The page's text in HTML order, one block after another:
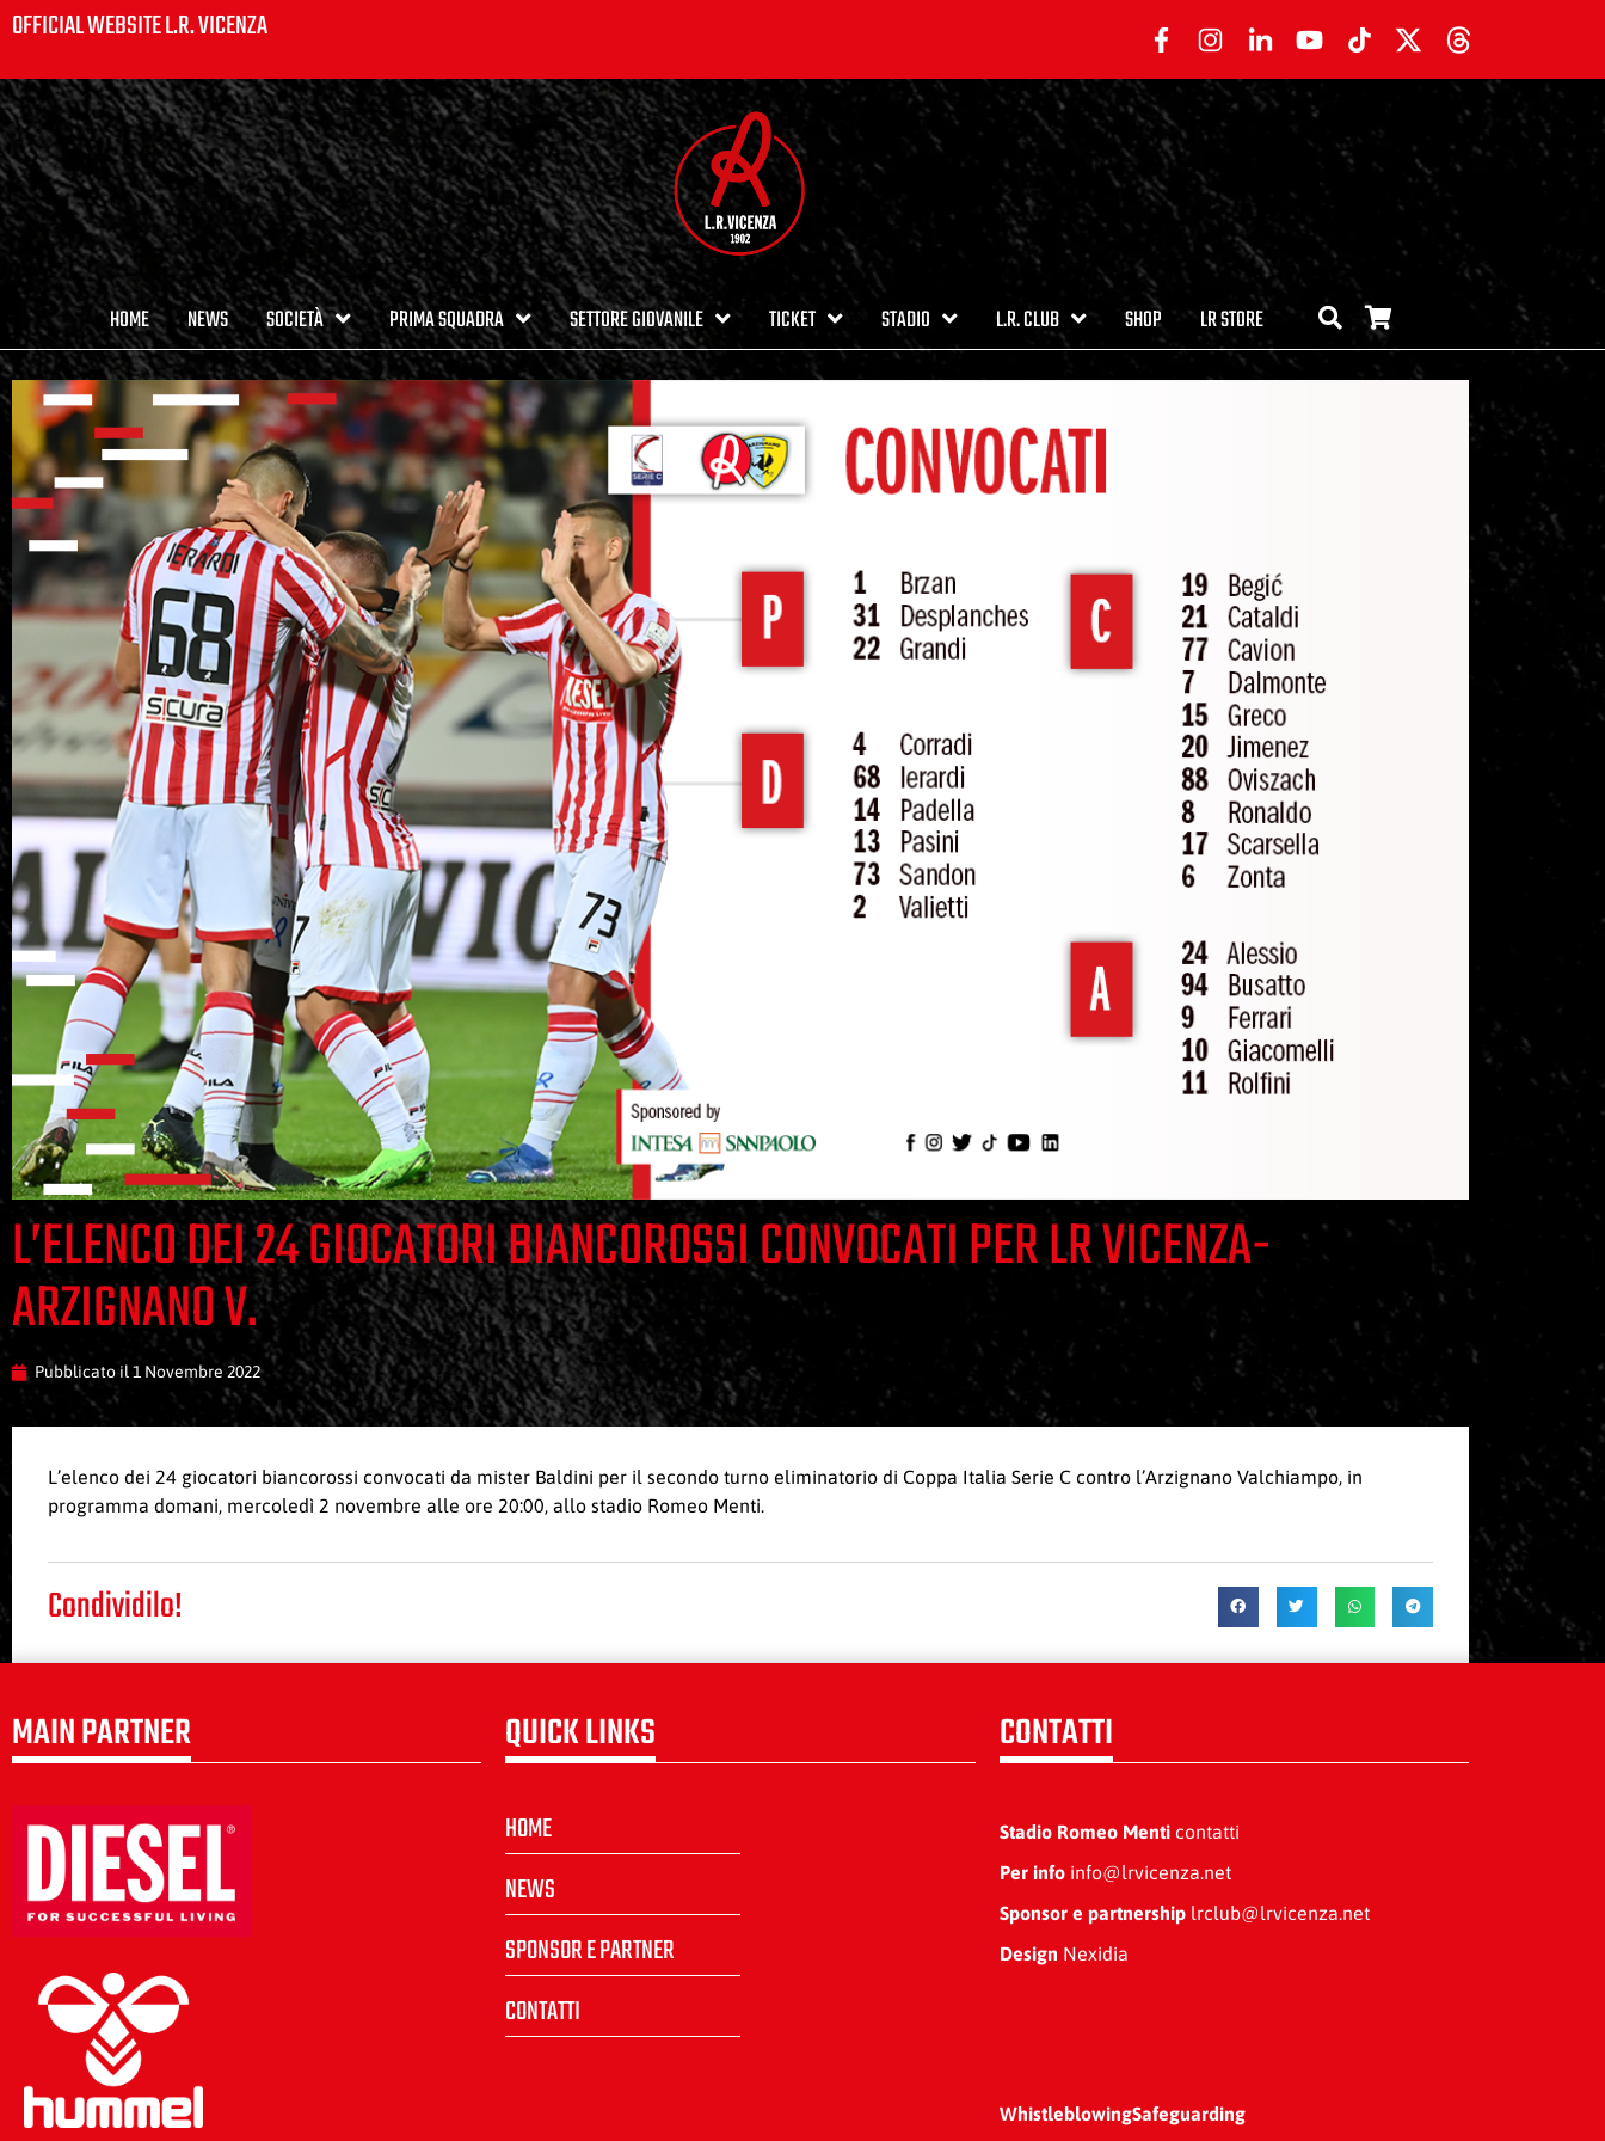
OFFICIAL WEBSITE L.R. VICENZA
HOME NEWS SOCIETÀ PRIMA SQUADRA SETTORE GIOVANILE TICKET STADIO L.R. CLUB SHOP LR STORE
L’ELENCO DEI 24 GIOCATORI BIANCOROSSI CONVOCATI PER LR VICENZA-
ARZIGNANO V.
Pubblicato il1 Novembre 2022
L’elenco dei 24 giocatori biancorossi convocati da mister Baldini per il secondo turno eliminatorio di Coppa Italia Serie C contro l’Arzignano Valchiampo, in
programma domani, mercoledì 2 novembre alle ore 20:00, allo stadio Romeo Menti.
Condividilo!
MAIN PARTNER QUICK LINKS
HOME
NEWS
SPONSOR E PARTNER
CONTATTI
CONTATTI
Stadio Romeo Menticontatti
Per infoinfo@lrvicenza.net
Sponsor e partnershiplrclub@lrvicenza.net
Design Nexidia
WhistleblowingSafeguarding